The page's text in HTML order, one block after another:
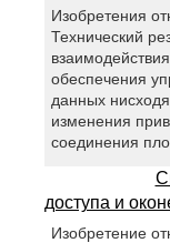
Изобретения
Технический
обеспечения
данных
изменения
соединения
доступа и
Изобретение